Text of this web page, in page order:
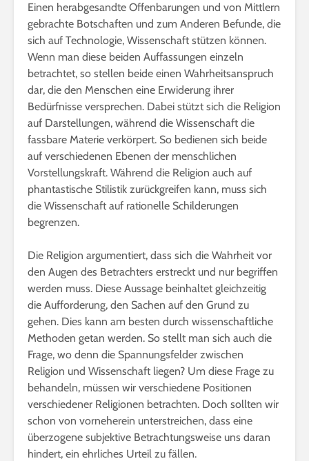
Einen herabgesandte Offenbarungen und von Mittlern
gebrachte Botschaften und zum Anderen Befunde, die
sich auf Technologie, Wissenschaft stützen können.
Wenn man diese beiden Auffassungen einzeln
betrachtet, so stellen beide einen Wahrheitsanspruch
dar, die den Menschen eine Erwiderung ihrer
Bedürfnisse versprechen. Dabei stützt sich die Religion
auf Darstellungen, während die Wissenschaft die
fassbare Materie verkörpert. So bedienen sich beide
auf verschiedenen Ebenen der menschlichen
Vorstellungskraft. Während die Religion auch auf
phantastische Stilistik zurückgreifen kann, muss sich
die Wissenschaft auf rationelle Schilderungen
begrenzen.
Die Religion argumentiert, dass sich die Wahrheit vor
den Augen des Betrachters erstreckt und nur begriffen
werden muss. Diese Aussage beinhaltet gleichzeitig
die Aufforderung, den Sachen auf den Grund zu
gehen. Dies kann am besten durch wissenschaftliche
Methoden getan werden. So stellt man sich auch die
Frage, wo denn die Spannungsfelder zwischen
Religion und Wissenschaft liegen? Um diese Frage zu
behandeln, müssen wir verschiedene Positionen
verschiedener Religionen betrachten. Doch sollten wir
schon von vorneherein unterstreichen, dass eine
überzogene subjektive Betrachtungsweise uns daran
hindert, ein ehrliches Urteil zu fällen.